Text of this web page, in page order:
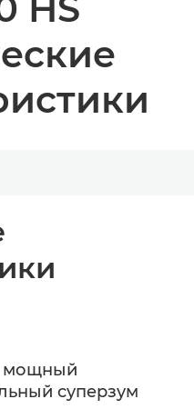
breadcrumbs
мощный
суперзум